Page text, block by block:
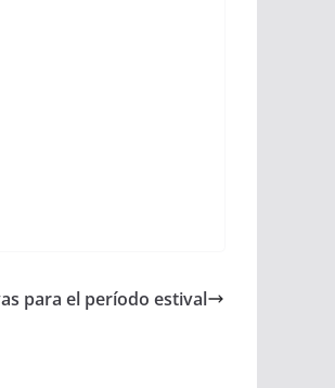
para el período estival